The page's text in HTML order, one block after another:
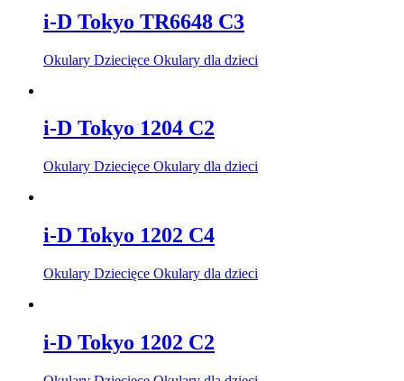
i-D Tokyo TR6648 C3
Okulary Dziecięce Okulary dla dzieci
i-D Tokyo 1204 C2
Okulary Dziecięce Okulary dla dzieci
i-D Tokyo 1202 C4
Okulary Dziecięce Okulary dla dzieci
i-D Tokyo 1202 C2